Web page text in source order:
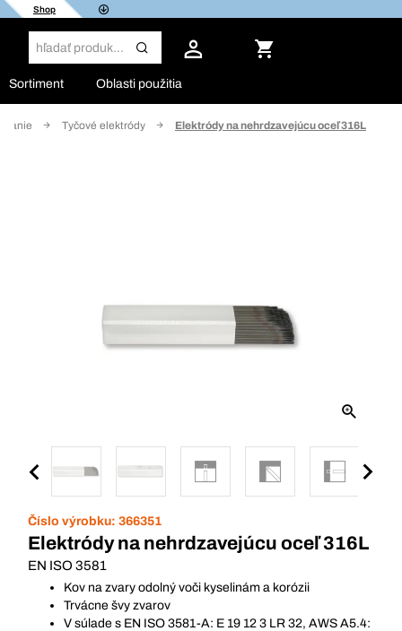
Shop
Sortiment Oblasti použitia
Tyčové elektródy Elektródy na nehrdzavejúcu oceľ 316L
Číslo výrobku: 366351
Elektródy na nehrdzavejúcu oceľ 316L
EN ISO 3581
Kov na zvary odolný voči kyselinám a korózii
Trvácne švy zvarov
V súlade s EN ISO 3581-A: E 19 12 3 LR 32, AWS A5.4: